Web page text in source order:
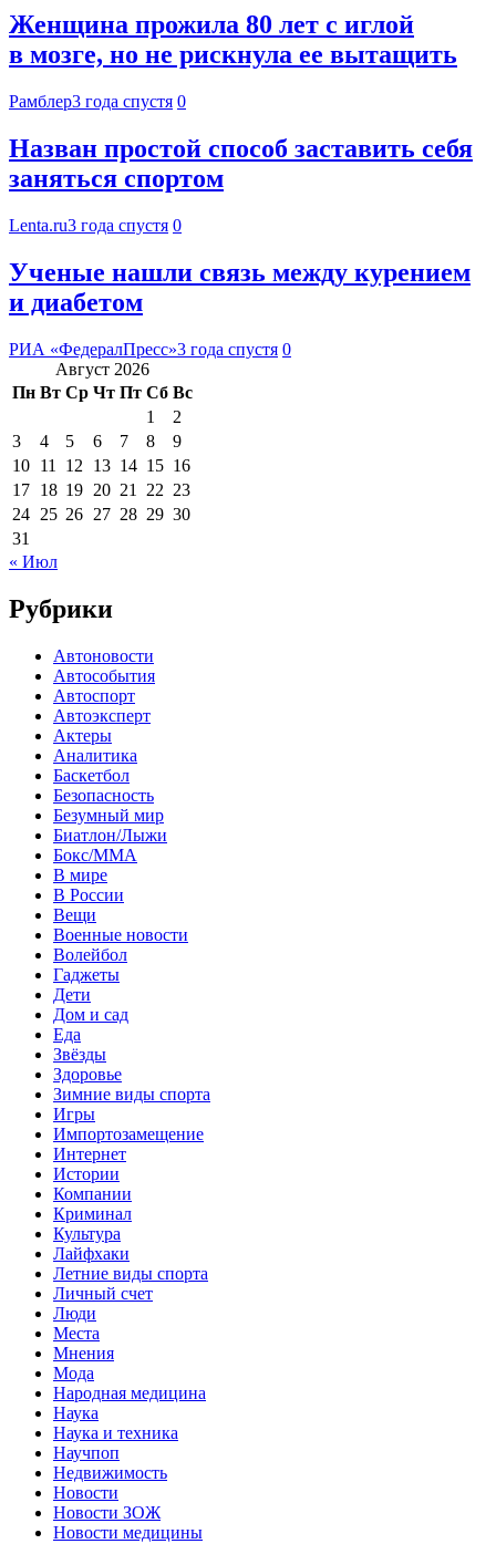
Женщина прожила 80 лет с иглой
в мозге, но не рискнула ее вытащить
Рамблер3 года спустя 0
Назван простой способ заставить себя
заняться спортом
Lenta.ru3 года спустя 0
Ученые нашли связь между курением
и диабетом
РИА «ФедералПресс»3 года спустя 0
Август 2026
Пн Вт Ср Чт Пт Сб Вс
1
2
3
4 5 6 7 8
9
10 11 12 13 14 15 16
17 18 19 20 21 22 23
24 25 26 27 28 29 30
31
« Июл
Рубрики
Автоновости
Автособытия
Автоспорт
Автоэксперт
Актеры
Аналитика
Баскетбол
Безопасность
Безумный мир
Биатлон/Лыжи
Бокс/MMA
В мире
В России
Вещи
Военные новости
Волейбол
Гаджеты
Дети
Дом и сад
Еда
Звёзды
Здоровье
Зимние виды спорта
Игры
Импортозамещение
Интернет
Истории
Компании
Криминал
Культура
Лайфхаки
Летние виды спорта
Личный счет
Люди
Места
Мнения
Мода
Народная медицина
Наука
Наука и техника
Научпоп
Недвижимость
Новости
Новости ЗОЖ
Новости медицины